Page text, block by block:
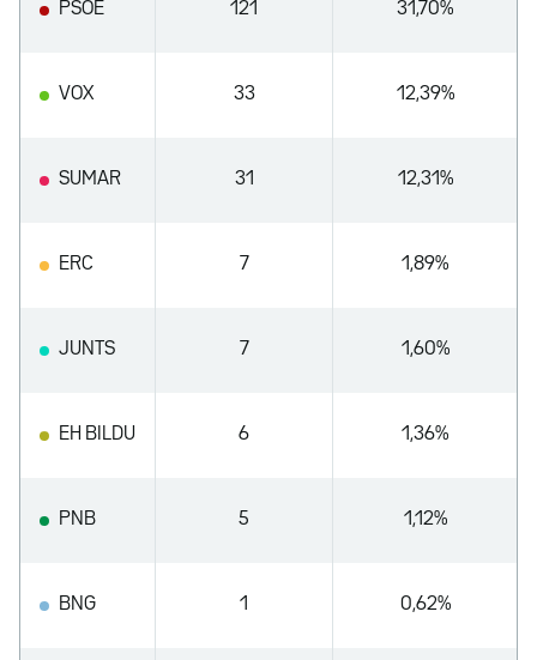
PSOE 121 31,70%
VOX 33 12,39%
SUMAR 31 12,31%
ERC 7 1,89%
JUNTS 7 1,60%
EH BILDU 6 1,36%
PNB 5 1,12%
BNG 1 0,62%